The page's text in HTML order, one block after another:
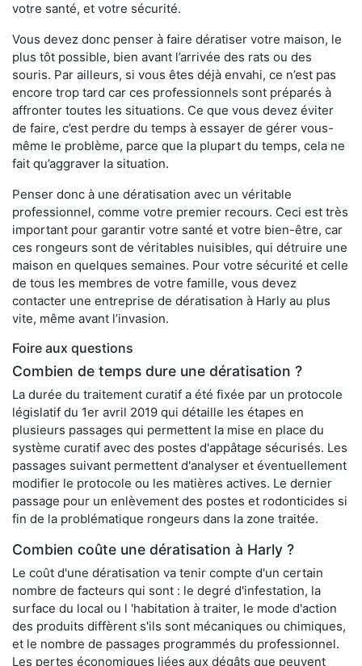
votre santé, et votre sécurité.
Vous devez donc penser à faire dératiser votre maison, le
plus tôt possible, bien avant l’arrivée des rats ou des
souris. Par ailleurs, si vous êtes déjà envahi, ce n’est pas
encore trop tard car ces professionnels sont préparés à
affronter toutes les situations. Ce que vous devez éviter
de faire, c’est perdre du temps à essayer de gérer vous-
même le problème, parce que la plupart du temps, cela ne
fait qu’aggraver la situation.
Penser donc à une dératisation avec un véritable
professionnel, comme votre premier recours. Ceci est très
important pour garantir votre santé et votre bien-être, car
ces rongeurs sont de véritables nuisibles, qui détruire une
maison en quelques semaines. Pour votre sécurité et celle
de tous les membres de votre famille, vous devez
contacter une entreprise de dératisation à Harly au plus
vite, même avant l’invasion.
Foire aux questions
Combien de temps dure une dératisation ?
La durée du traitement curatif a été fixée par un protocole
législatif du 1er avril 2019 qui détaille les étapes en
plusieurs passages qui permettent la mise en place du
système curatif avec des postes d'appâtage sécurisés. Les
passages suivant permettent d'analyser et éventuellement
modifier le protocole ou les matières actives. Le dernier
passage pour un enlèvement des postes et rodonticides si
fin de la problématique rongeurs dans la zone traitée.
Combien coûte une dératisation à Harly ?
Le coût d'une dératisation va tenir compte d'un certain
nombre de facteurs qui sont : le degré d'infestation, la
surface du local ou l 'habitation à traiter, le mode d'action
des produits diffèrent s'ils sont mécaniques ou chimiques,
et le nombre de passages programmés du professionnel.
Les pertes économiques liées aux dégâts que peuvent